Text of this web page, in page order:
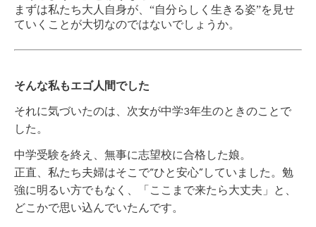
まずは私たち大人自身が、“自分らしく生きる姿”を見せ
ていくことが大切なのではないでしょうか。
そんな私もエゴ人間でした
それに気づいたのは、次女が中学3年生のときのことで
した。
中学受験を終え、無事に志望校に合格した娘。
正直、私たち夫婦はそこで“ひと安心”していました。勉
強に明るい方でもなく、「ここまで来たら大丈夫」と、
どこかで思い込んでいたんです。